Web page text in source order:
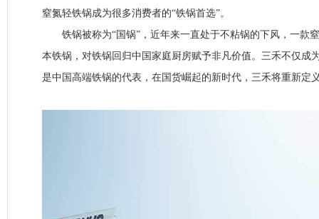
窒氮轻铁锅成为很多消费者的“铁锅首选”。
铁锅被称为“国锅”，近年来一直处于不粘锅的下风，一款
本铁锅，对铁锅回归中国家庭厨房赋予非凡价值。三禾不仅成
是中国高端铁锅的代表，在国货崛起的新时代，三禾将重新定